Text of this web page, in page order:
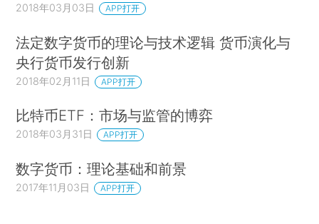
2018年03月03日 APP打开
法定数字货币的理论与技术逻辑 货币演化与
央行货币发行创新
2018年02月11日 APP打开
比特币ETF：市场与监管的博弈
2018年03月31日 APP打开
数字货币：理论基础和前景
2017年11月03日 APP打开